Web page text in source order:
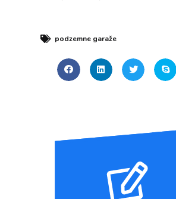
podzemne garaže